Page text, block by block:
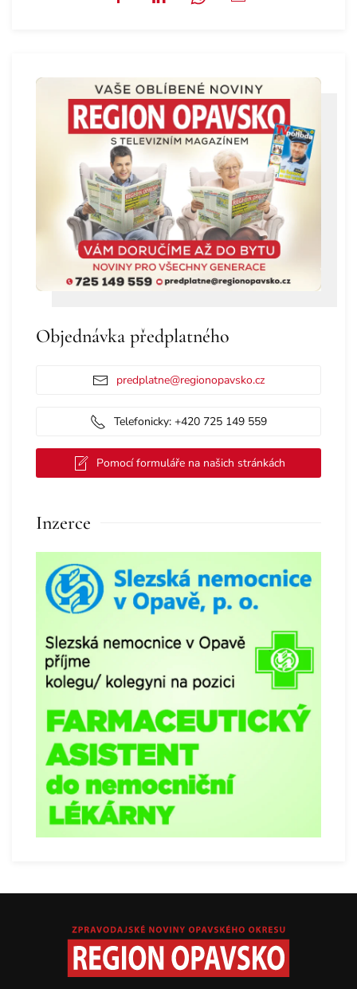
Objednávka předplatného
predplatne@regionopavsko.cz
Telefonicky: +420 725 149 559
Pomocí formuláře na našich stránkách
Inzerce